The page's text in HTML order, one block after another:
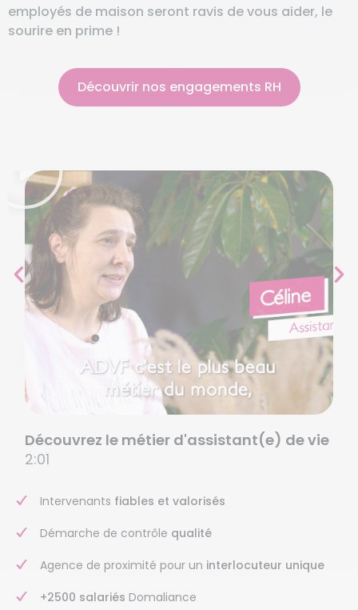
employés de maison seront ravis de vous aider, le
sourire en prime !
Découvrir nos engagements RH
Découvrez le métier d'assistant(e) de vie
2:01
Intervenants fiables et valorisés
Démarche de contrôle qualité
Agence de proximité pour un interlocuteur unique
+2500 salariés Domaliance